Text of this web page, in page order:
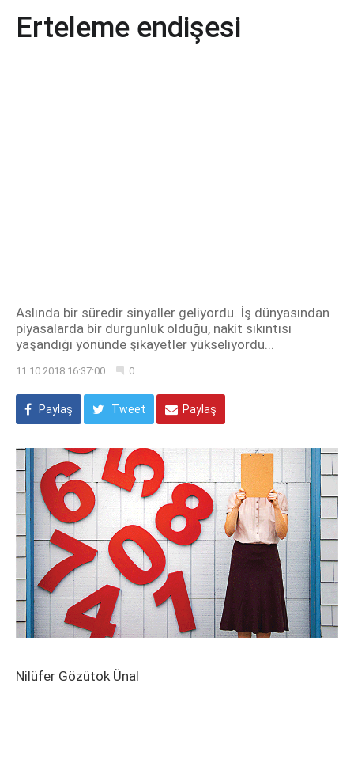
Erteleme endişesi
Aslında bir süredir sinyaller geliyordu. İş dünyasından
piyasalarda bir durgunluk olduğu, nakit sıkıntısı
yaşandığı yönünde şikayetler yükseliyordu...
11.10.2018 16:37:00 0
Paylaş Tweet Paylaş
Nilüfer Gözütok Ünal